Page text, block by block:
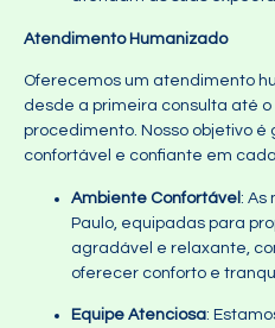
Atendimento Humanizado
Oferecemos um atendimento
desde a primeira consulta até
procedimento. Nosso objetivo é
confortável e confiante em
Ambiente Confortável : As
Paulo, equipadas para
agradável e relaxante,
oferecer conforto e
Equipe Atenciosa: